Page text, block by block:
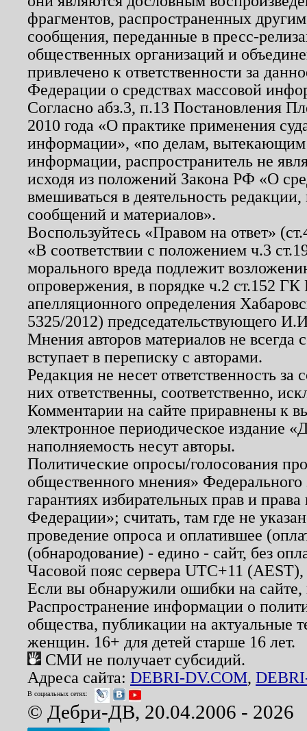
фрагментов, распространенных
сообщения, переданные в пресс-
общественных организаций и
привлечено к ответственности за
Федерации о средствах массовой
Согласно абз.3, п.13 Постановления
2010 года «О практике применения
информации», «по делам, вытекающим
информации, распространитель не
исходя из положений Закона РФ «О
вмешиваться в деятельность
сообщений и материалов».
Воспользуйтесь «Правом на ответ»
«В соответствии с положением ч.3
морального вреда подлежит
опровержения, в порядке ч.2 ст.152
апелляционного определения
5325/2012) председательствующего
Мнения авторов материалов не
вступает в переписку с авторами.
Редакция не несет ответственность
них ответственны, соответственно,
Комментарии на сайте приравнены к
электронное периодическое издание
наполняемость несут авторы.
Политические опросы/голосования
общественного мнения»
гарантиях избирательных прав и
Федерации»; считать, там где не
проведение опроса и оплатившее
(обнародование) - едино - сайт, без
Часовой пояс сервера UTC+11
Если вы обнаружили ошибки на
Распространение информации о
общества, публикации на актуальные
женщин. 16+ для детей старше 16 лет.
СМИ не получает субсидий.
Адреса сайта: DEBRI-DV.COM,
В социальных сетях:
© Дебри-ДВ, 20.04.2006 - 2026